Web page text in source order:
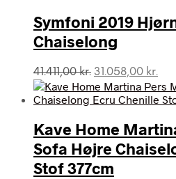
Symfoni 2019
Chaiselong
41.411,00kr. Den
oprindelige
pris
41.411,00 kr..
31.058,00 kr.
pris
Kave Home
Sofa Højre
Stof 377cm